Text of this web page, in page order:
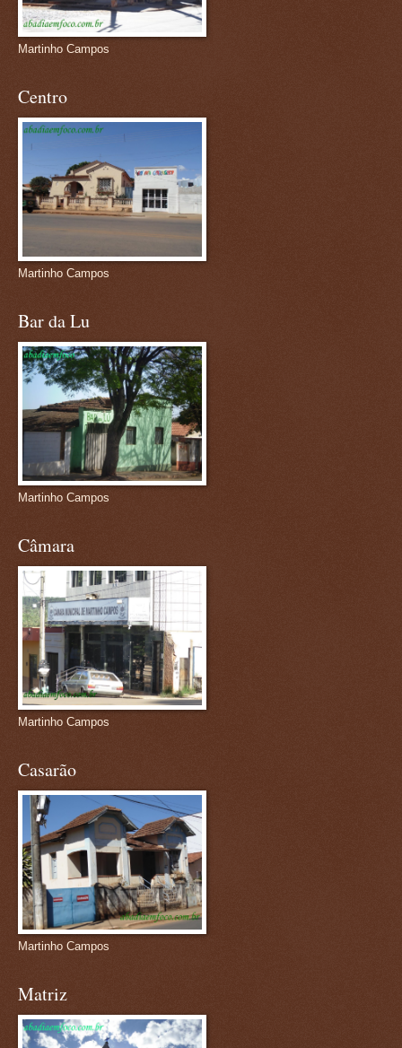
Martinho Campos
Centro
Martinho Campos
Bar da Lu
Martinho Campos
Câmara
Martinho Campos
Casarão
Martinho Campos
Matriz